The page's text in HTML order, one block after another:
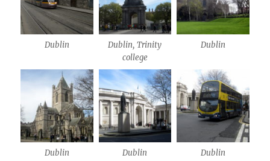
Dublin
Dublin, Trinity
college
Dublin
Dublin Dublin Dublin